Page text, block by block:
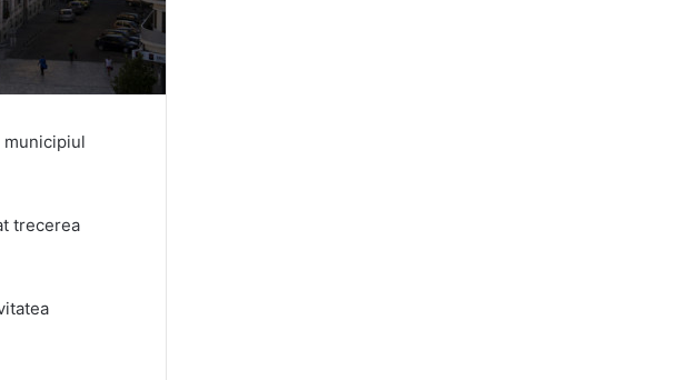
municipiul
trecerea